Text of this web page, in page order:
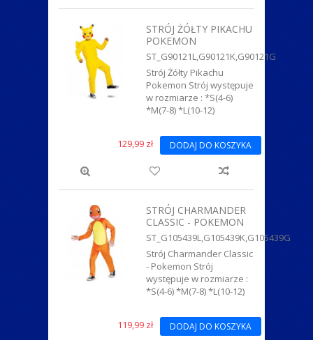
STRÓJ ŻÓŁTY PIKACHU
POKEMON
ST_G90121L,G90121K,G90121G
Strój Żółty Pikachu
Pokemon Strój występuje
w rozmiarze : *S(4-6)
*M(7-8) *L(10-12)
129,99 zł DODAJ DO KOSZYKA
STRÓJ CHARMANDER
CLASSIC - POKEMON
ST_G105439L,G105439K,G105439G
Strój Charmander Classic
- Pokemon Strój
występuje w rozmiarze :
*S(4-6) *M(7-8) *L(10-12)
119,99 zł DODAJ DO KOSZYKA